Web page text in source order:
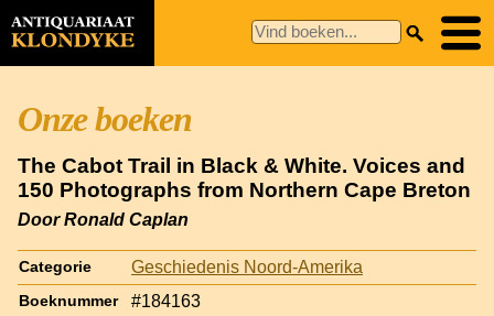
Onze boeken
The Cabot Trail in Black & White. Voices and
150 Photographs from Northern Cape Breton
Door Ronald Caplan
Categorie Geschiedenis Noord-Amerika
Boeknummer #184163